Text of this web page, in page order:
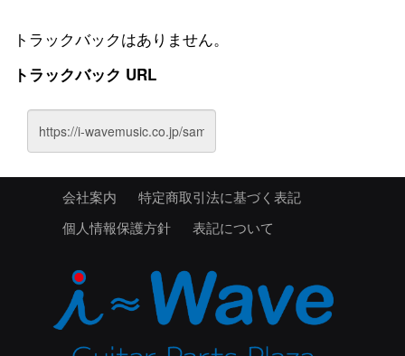
トラックバックはありません。
トラックバック URL
会社案内
特定商取引法に基づく表記
個人情報保護方針
表記について